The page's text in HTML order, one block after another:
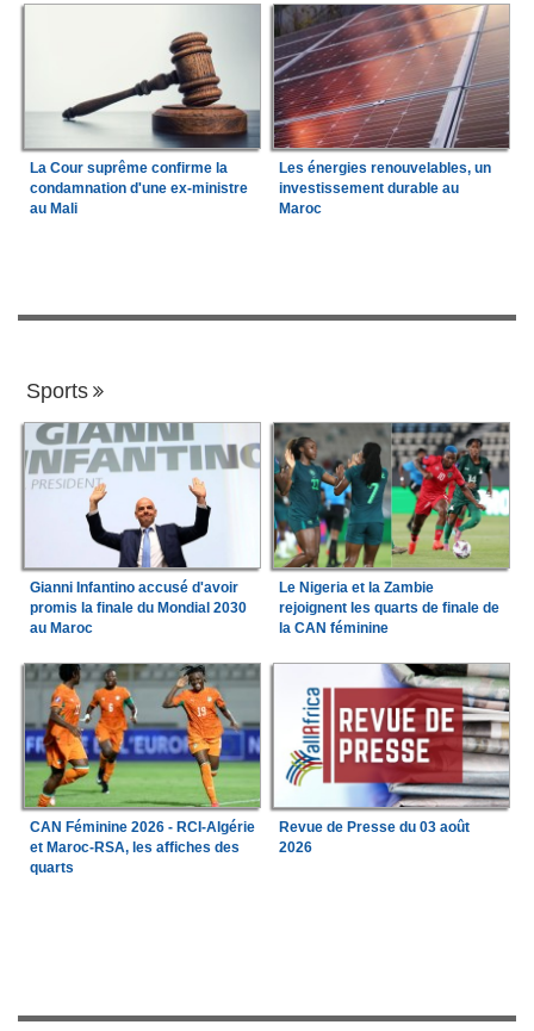
La Cour suprême confirme la
condamnation d'une ex-ministre
au Mali
Les énergies renouvelables, un
investissement durable au
Maroc
Sports
Gianni Infantino accusé d'avoir
promis la finale du Mondial 2030
au Maroc
Le Nigeria et la Zambie
rejoignent les quarts de finale de
la CAN féminine
CAN Féminine 2026 - RCI-Algérie
et Maroc-RSA, les affiches des
quarts
Revue de Presse du 03 août
2026